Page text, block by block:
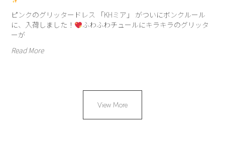
ピンクのグリッタードレス 「KHミア」 がついにボンクルール
に、入荷しました！
ふわふわチュールにキラキラのグリッタ
ーが
Read More
View More